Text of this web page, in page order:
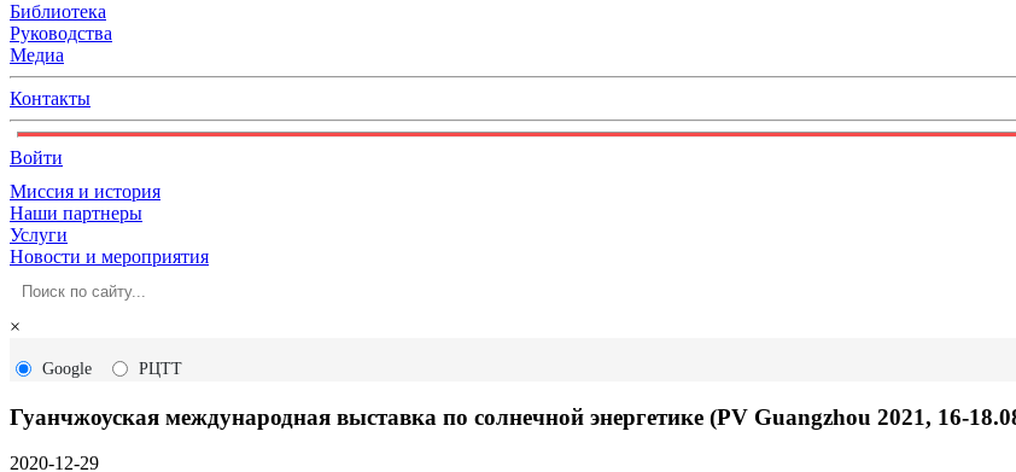
Библиотека
Руководства
Медиа
Контакты
Войти
Миссия и история
Наши партнеры
Услуги
Новости и мероприятия
×
Google РЦТТ
Гуанчжоуская международная выставка по солнечной энергетике (PV Guangzhou 2021, 16-
2020-12-29